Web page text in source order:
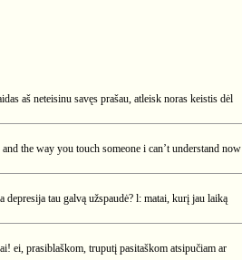
aš neteisinu savęs prašau, atleisk noras keistis dėl
the way you touch someone i can’t understand now
tau galvą užspaudė? l: matai, kurį jau laiką
ei, prasiblaškom, truputį pasitaškom atsipučiam ar